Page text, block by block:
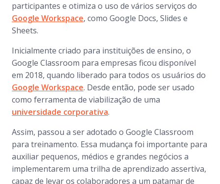
participantes e otimiza o uso de vários serviços do
Google Workspace, como Google Docs, Slides e
Sheets.
Inicialmente criado para instituições de ensino, o
Google Classroom para empresas ficou disponível
em 2018, quando liberado para todos os usuários do
Google Workspace. Desde então, pode ser usado
como ferramenta de viabilização de uma
universidade corporativa.
Assim, passou a ser adotado o Google Classroom
para treinamento. Essa mudança foi importante para
auxiliar pequenos, médios e grandes negócios a
implementarem uma trilha de aprendizado assertiva,
capaz de levar os colaboradores a um patamar de